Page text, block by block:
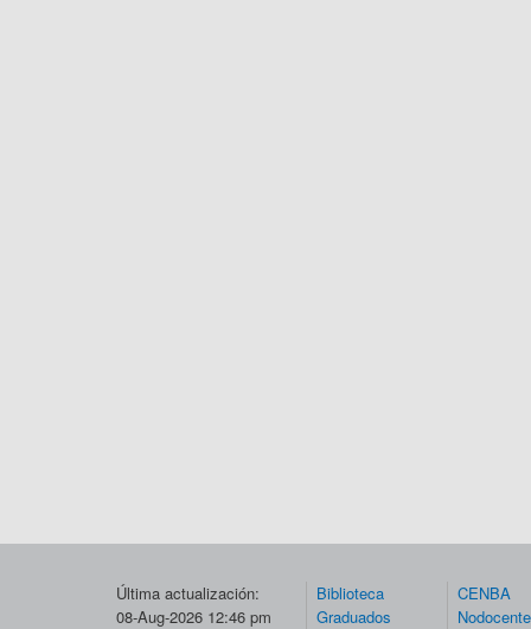
Última actualización:
08-Aug-2026 12:46 pm
Biblioteca
Graduados
CENBA